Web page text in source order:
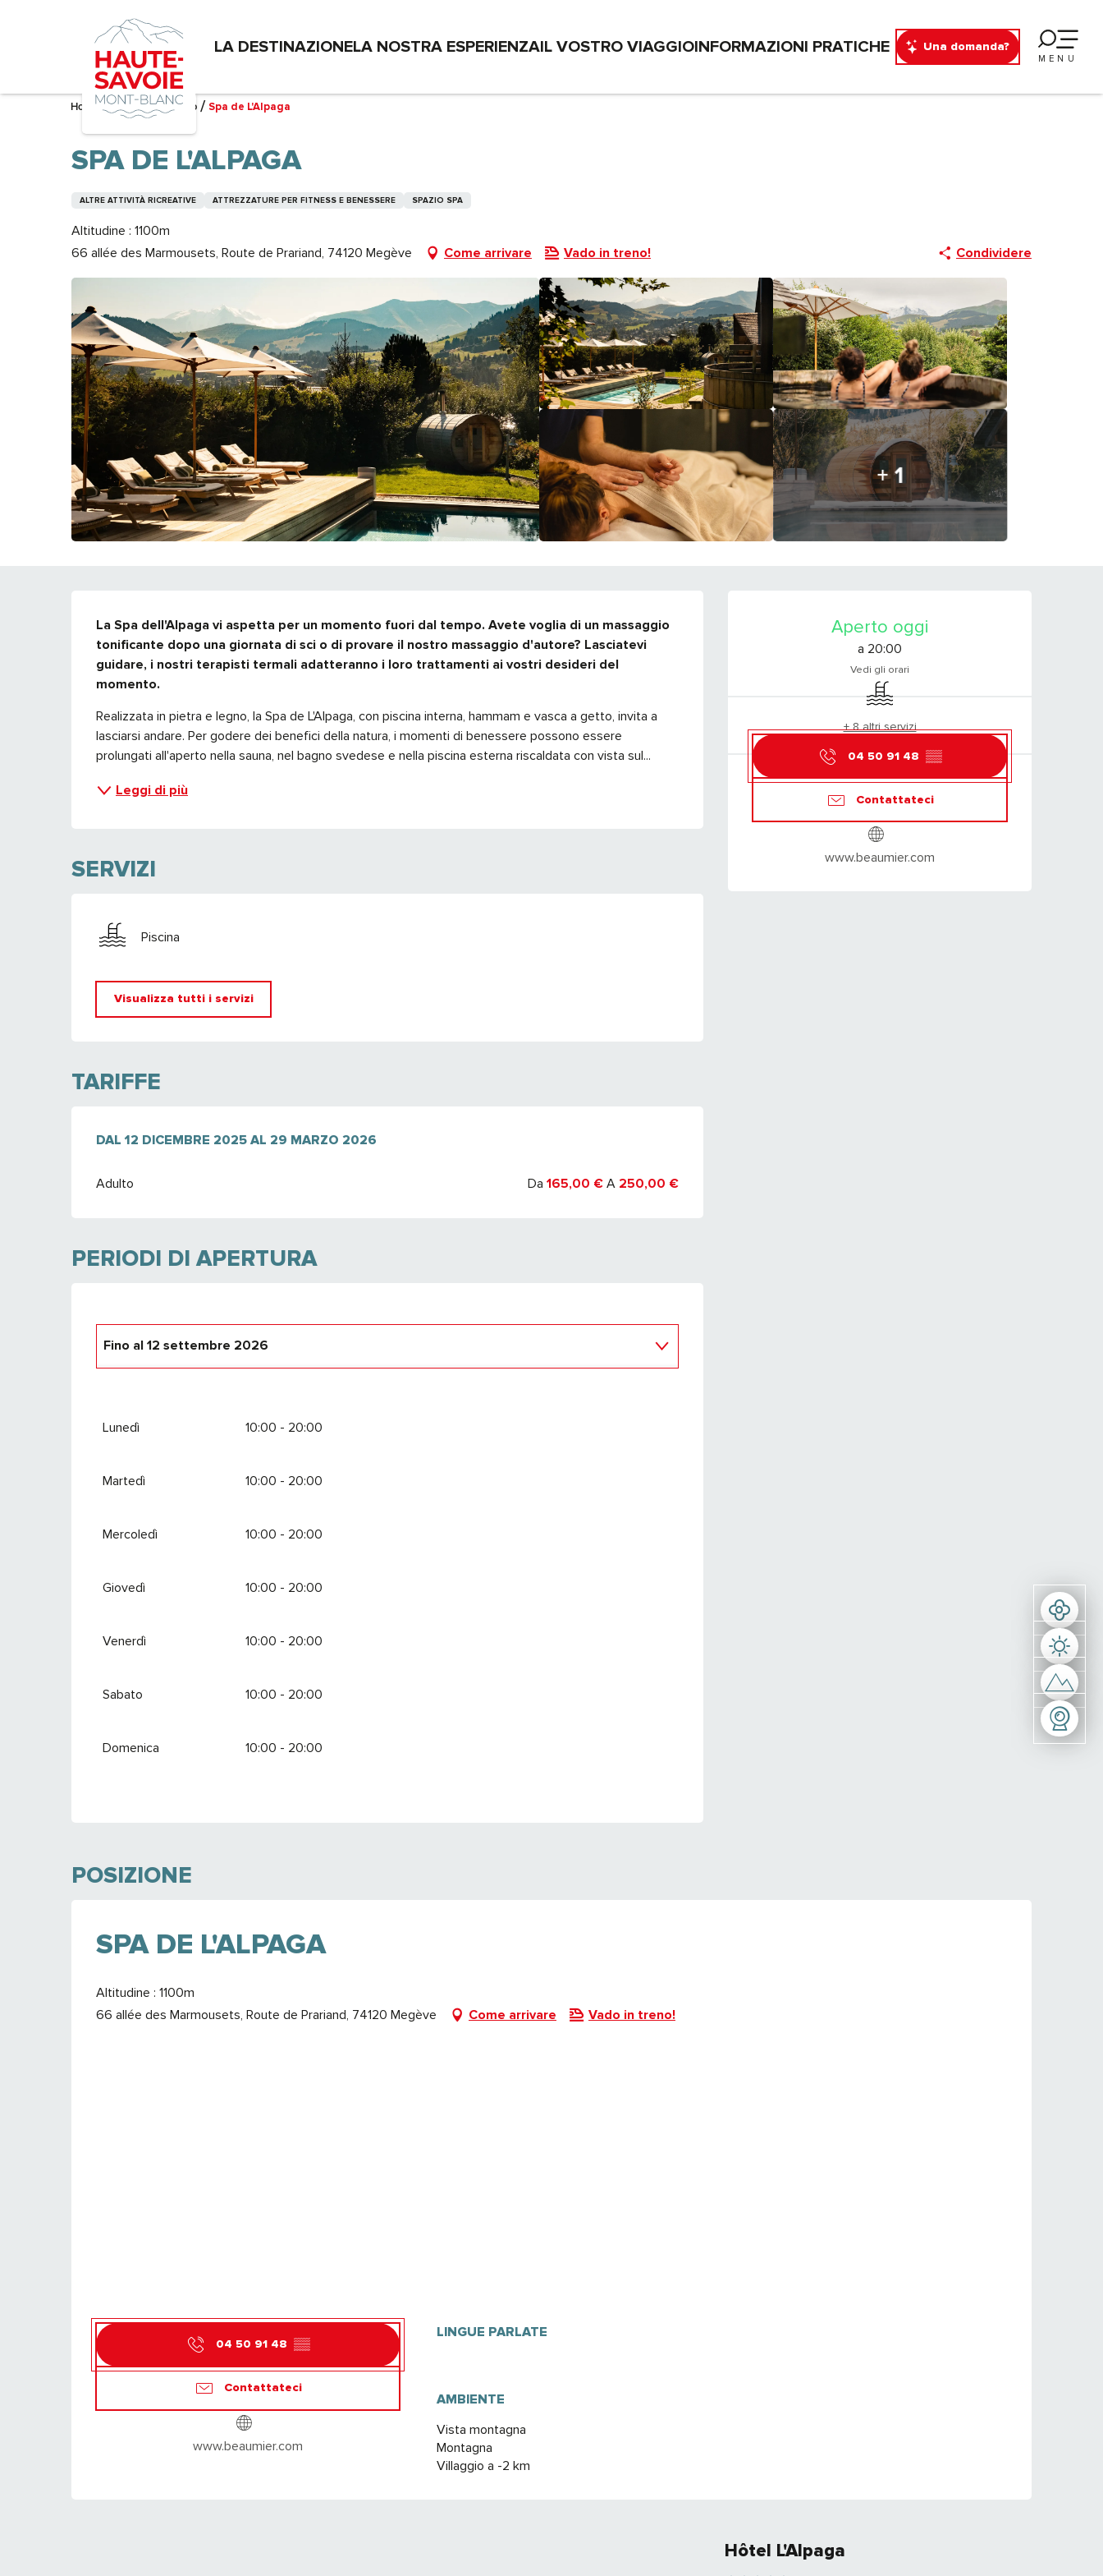
Una domanda?
MENU
LA DESTINAZIONELA NOSTRA ESPERIENZAIL VOSTRO VIAGGIOINFORMAZIONI PRATICHE
Home – Mi sto preparando Spa de L'Alpaga
SPA DE L'ALPAGA
ALTRE ATTIVITÀ RICREATIVE ATTREZZATURE PER FITNESS E BENESSERE SPAZIO SPA
Altitudine : 1100m
66 allée des Marmousets, Route de Prariand, 74120 Megève
Come arrivare Vado in treno! Condividere
+ 1
ORARI E CONTATTI
Aperto oggi
a 20:00
Vedi gli orari
Piscina
+ 8 altri servizi
04 50 91 48 ▒▒
Contattateci
www.beaumier.com
DESCRIZIONE
La Spa dell'Alpaga vi aspetta per un momento fuori dal tempo. Avete voglia di un massaggio
tonificante dopo una giornata di sci o di provare il nostro massaggio d'autore? Lasciatevi
guidare, i nostri terapisti termali adatteranno i loro trattamenti ai vostri desideri del
momento.
Realizzata in pietra e legno, la Spa de L'Alpaga, con piscina interna, hammam e vasca a getto, invita a
lasciarsi andare. Per godere dei benefici della natura, i momenti di benessere possono essere
prolungati all'aperto nella sauna, nel bagno svedese e nella piscina esterna riscaldata con vista sul...
Leggi di più
SERVIZI
Piscina
Visualizza tutti i servizi
TARIFFE
DAL 12 DICEMBRE 2025AL 29 MARZO 2026
DAL 12 DICEMBRE 2025AL 29 MARZO 2026
Adulto Da165,00 € A 250,00 €
PERIODI DI APERTURA
Fino al 12 settembre 2026
Lunedì 10:00 - 20:00
Martedì 10:00 - 20:00
Mercoledì 10:00 - 20:00
Giovedì 10:00 - 20:00
Venerdì 10:00 - 20:00
Sabato 10:00 - 20:00
Domenica 10:00 - 20:00
POSIZIONE
SPA DE L'ALPAGA
Altitudine : 1100m
66 allée des Marmousets, Route de Prariand, 74120 Megève
Come arrivare Vado in treno!
04 50 91 48 ▒▒
Contattateci
www.beaumier.com
LINGUE PARLATE
LINGUE PARLATE
AMBIENTE
AMBIENTE
Vista montagna
Montagna
Villaggio a -2 km
Hôtel L'Alpaga